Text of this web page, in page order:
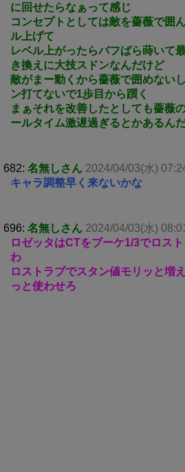
に回せたらなぁって感じ
コンセプトとしては敵を薔薇で囲
ル上げて
レベル上がったらバフばら蒔いて
き換えに大技スドンなんだけど
敵がまー動くから薔薇で囲めない
ン打てないで1歩目から躓く
まぁそれを改善したとしても薔薇
ールタイム激遅過ぎるとかあるん
682: 名無しさん 2024/04/03(水)
キャラ調整早く来ないかな
696: 名無しさん 2024/04/03(水)
ロゼッタはCTをブーケ1/3でロス
わ
ロストラブでスタン値モリッと増
っと使わせろ